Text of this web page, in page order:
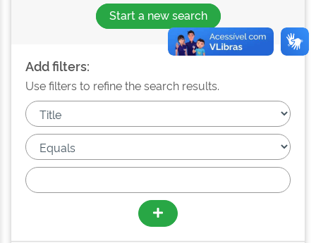
Start a new search
Add filters:
Use filters to refine the search results.